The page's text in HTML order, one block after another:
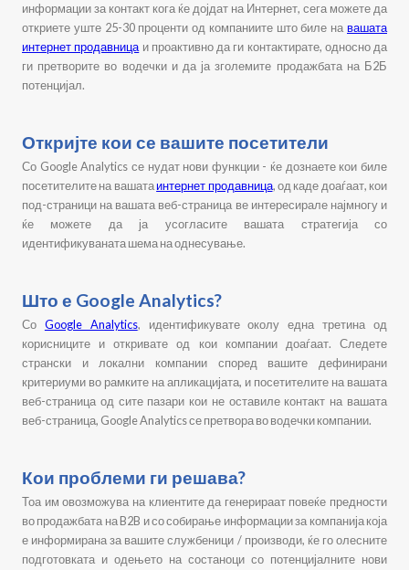
информации за контакт кога ќе дојдат на Интернет, сега можете да
откриете уште 25-30 проценти од компаниите што биле на вашата
интернет продавницаи проактивно да ги контактирате, односно да
ги претворите во водечки и да ја зголемите продажбата на Б2Б
потенцијал.
Откријте кои се вашите посетители
Со Google Analytics се нудат нови функции - ќе дознаете кои биле
посетителите на вашатаинтернет продавница, од каде доаѓаат, кои
под-страници на вашата веб-страница ве интересирале најмногу и
ќе можете да ја усогласите вашата стратегија со
идентификуваната шема на однесување.
Што е Google Analytics?
Со Google Analytics, идентификувате околу една третина од
корисниците и откривате од кои компании доаѓаат. Следете
странски и локални компании според вашите дефинирани
критериуми во рамките на апликацијата, и посетителите на вашата
веб-страница од сите пазари кои не оставиле контакт на вашата
веб-страница, Google Analytics се претвора во водечки компании.
Кои проблеми ги решава?
Тоа им овозможува на клиентите да генерираат повеќе предности
во продажбата на B2B и со собирање информации за компанија која
е информирана за вашите службеници / производи, ќе го олесните
подготовката и одењето на состаноци со потенцијалните нови